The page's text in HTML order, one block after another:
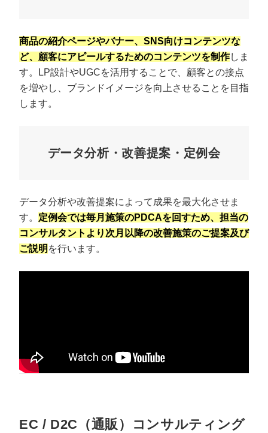
商品の紹介ページやバナー、SNS向けコンテンツな
ど、顧客にアピールするためのコンテンツを制作しま
す。LP設計やUGCを活用することで、顧客との接点
を増やし、ブランドイメージを向上させることを目指
します。
データ分析・改善提案・定例会
データ分析や改善提案によって成果を最大化させま
す。 定例会では毎月施策のPDCAを回すため、担当の
コンサルタントより次月以降の改善施策のご提案及び
ご説明 を行います。
EC / D2C（通販）コンサルティング